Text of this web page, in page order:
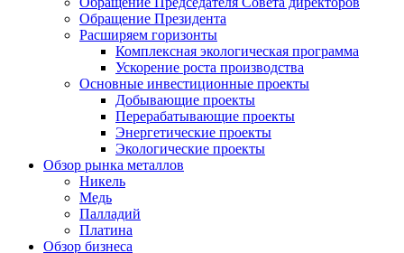
Обращение Президента
Расширяем горизонты
Комплексная экологическая программа
Ускорение роста производства
Основные инвестиционные проекты
Добывающие проекты
Перерабатывающие проекты
Энергетические проекты
Экологические проекты
Обзор рынка металлов
Никель
Медь
Палладий
Платина
Обзор бизнеса